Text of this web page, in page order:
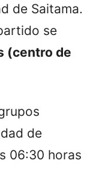
de Saitama.
se
(centro de
de
06:30 horas